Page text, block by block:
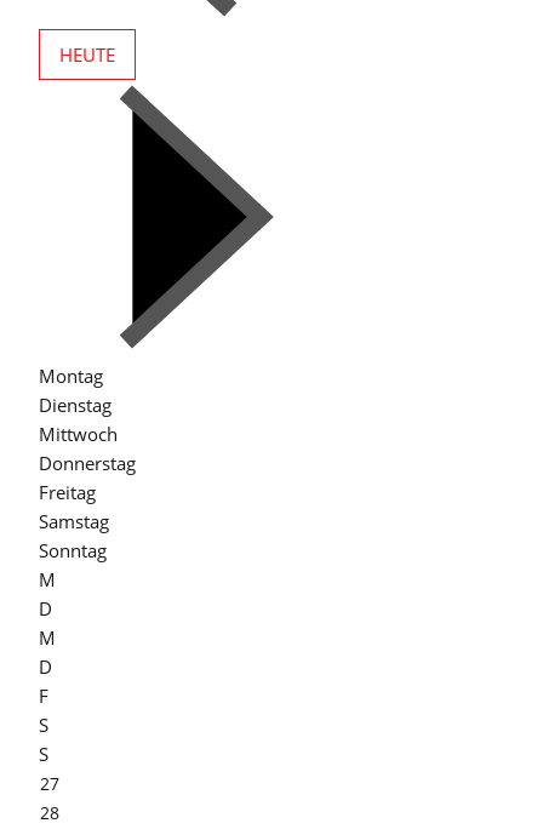
HEUTE
Montag
Dienstag
Mittwoch
Donnerstag
Freitag
Samstag
Sonntag
M
D
M
D
F
S
S
27
28